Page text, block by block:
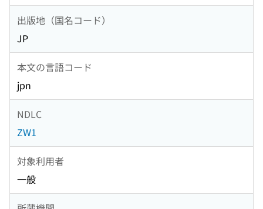
出版地（国名コード）
JP
本文の言語コード
jpn
NDLC
ZW1
対象利用者
一般